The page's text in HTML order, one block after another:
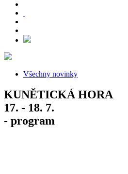
Všechny novinky
KUNĚTICKÁ HORA
17. - 18. 7.
- program